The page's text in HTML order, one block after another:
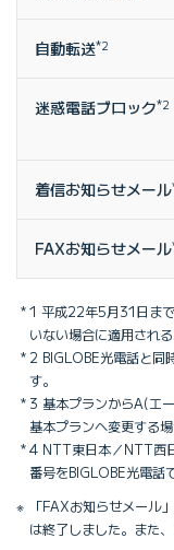
自動転送*2
迷惑電話ブロック*2
着信お知らせメール
FAXお知らせメール
1 平成22年5月31日ま
いない場合に適用される
2 BIGLOBE光電話と同
す。
3 基本プランからA(エ
基本プランへ変更する
4 NTT東日本／NTT西
番号をBIGLOBE光電話
「FAXお知らせメール
は終了しました。また